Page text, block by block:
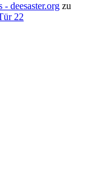
deesaster.org zu
22